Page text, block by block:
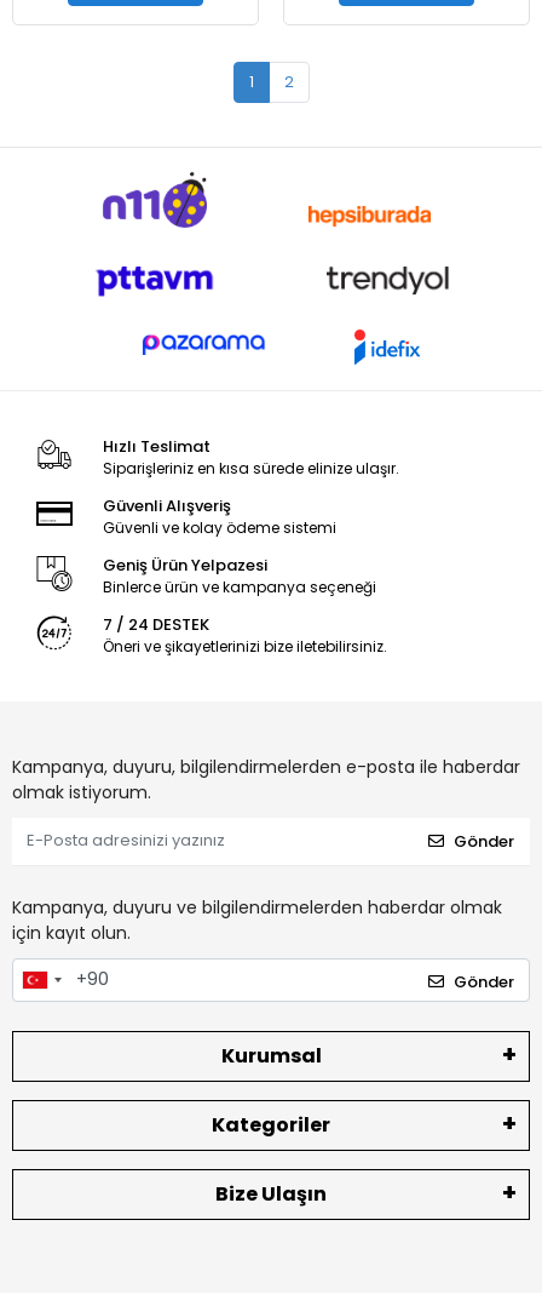
1 2
Hızlı Teslimat
Siparişleriniz en kısa sürede elinize ulaşır.
Güvenli Alışveriş
Güvenli ve kolay ödeme sistemi
Geniş Ürün Yelpazesi
Binlerce ürün ve kampanya seçeneği
7 / 24 DESTEK
Öneri ve şikayetlerinizi bize iletebilirsiniz.
Kampanya, duyuru, bilgilendirmelerden e-posta ile haberdar
olmak istiyorum.
Gönder
Kampanya, duyuru ve bilgilendirmelerden haberdar olmak
için kayıt olun.
Gönder
Kurumsal
Kategoriler
Bize Ulaşın